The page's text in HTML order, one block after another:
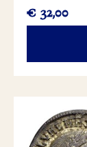
€ 32,00